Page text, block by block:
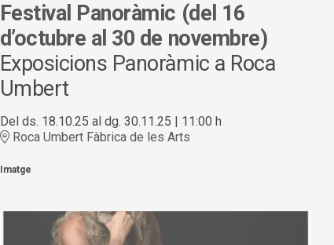
Festival Panoràmic (del 16
d’octubre al 30 de novembre)
Exposicions Panoràmic a Roca
Umbert
Del ds. 18.10.25 al dg. 30.11.25
11:00 h
Roca Umbert Fàbrica de les Arts
Imatge